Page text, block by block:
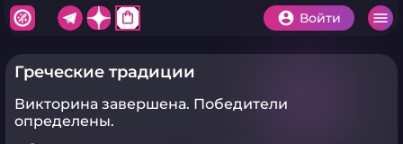
shopping_bag Войти
Греческие традиции
Викторина завершена. Победители
определены.